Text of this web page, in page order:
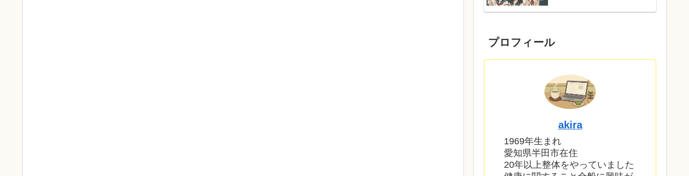
プロフィール
akira
1969年生まれ
愛知県半田市在住
20年以上整体をやっていました